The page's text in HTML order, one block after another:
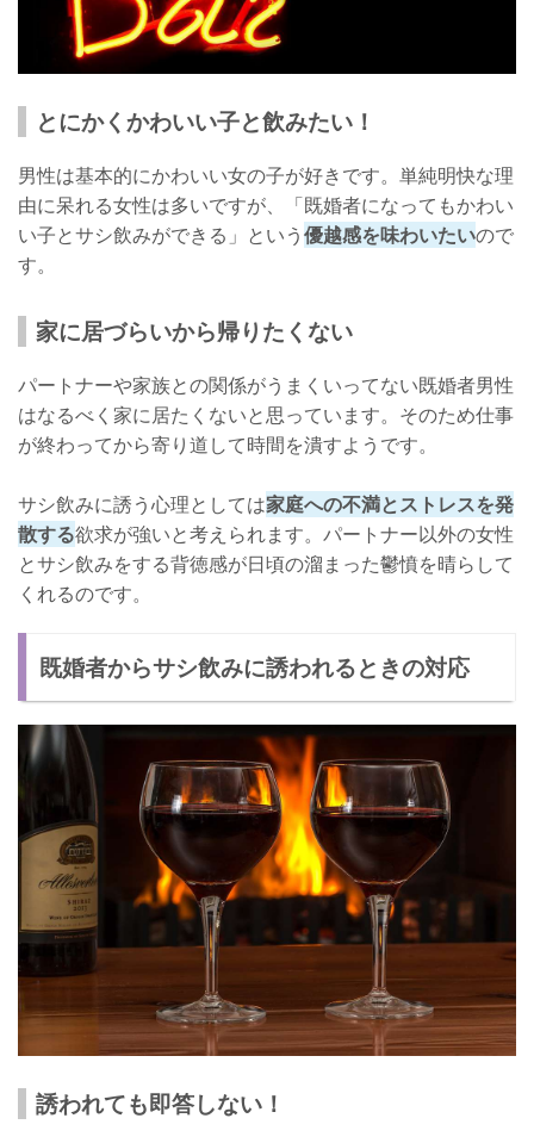
とにかくかわいい子と飲みたい！
男性は基本的にかわいい女の子が好きです。単純明快な理
由に呆れる女性は多いですが、「既婚者になってもかわい
い子とサシ飲みができる」という優越感を味わいたいので
す。
家に居づらいから帰りたくない
パートナーや家族との関係がうまくいってない既婚者男性
はなるべく家に居たくないと思っています。そのため仕事
が終わってから寄り道して時間を潰すようです。
サシ飲みに誘う心理としては家庭への不満とストレスを発
散する欲求が強いと考えられます。パートナー以外の女性
とサシ飲みをする背徳感が日頃の溜まった鬱憤を晴らして
くれるのです。
既婚者からサシ飲みに誘われるときの対応
誘われても即答しない！